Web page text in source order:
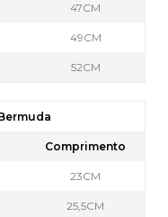
47CM
49CM
52CM
Comprimento
23CM
25,5CM